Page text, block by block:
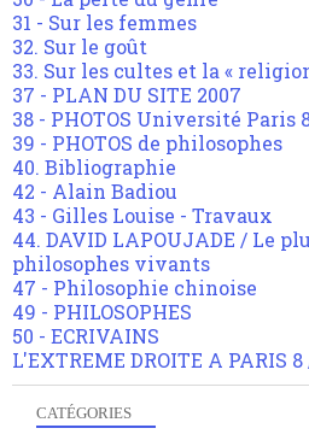
31 - Sur les femmes
32. Sur le goût
33. Sur les cultes et la «
37 - PLAN DU SITE 2007
38 - PHOTOS Université Paris
39 - PHOTOS de philosophes
40. Bibliographie
42 - Alain Badiou
43 - Gilles Louise - Travaux
44. DAVID LAPOUJADE / Le
philosophes vivants
47 - Philosophie chinoise
49 - PHILOSOPHES
50 - ECRIVAINS
L'EXTREME DROITE A PARIS
CATÉGORIES